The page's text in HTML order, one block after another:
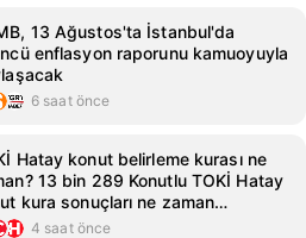
13 Ağustos'ta İstanbul'da
enflasyon raporunu kamuoyuyla
6 saat önce
Hatay konut belirleme kurası ne
13 bin 289 Konutlu TOKİ Hatay
kura sonuçları ne zaman
4 saat önce